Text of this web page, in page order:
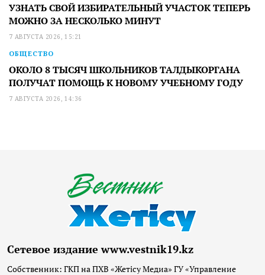
УЗНАТЬ СВОЙ ИЗБИРАТЕЛЬНЫЙ УЧАСТОК ТЕПЕРЬ
МОЖНО ЗА НЕСКОЛЬКО МИНУТ
7 АВГУСТА 2026, 15:21
ОБЩЕСТВО
ОКОЛО 8 ТЫСЯЧ ШКОЛЬНИКОВ ТАЛДЫКОРГАНА
ПОЛУЧАТ ПОМОЩЬ К НОВОМУ УЧЕБНОМУ ГОДУ
7 АВГУСТА 2026, 14:36
Сетевое издание www.vestnik19.kz
Собственник: ГКП на ПХВ «Жетісу Медиа» ГУ «Управление